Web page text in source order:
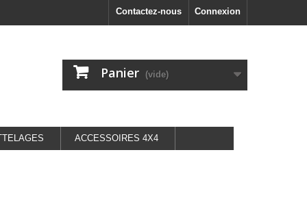
Connexion
Contactez-nous
Panier (vide)
ACCESSOIRES 4X4